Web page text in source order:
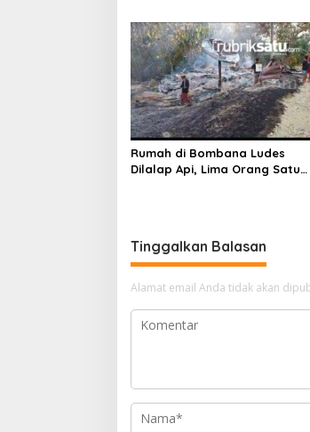
Ilegal
Rumah di Bombana Ludes
Dilalap Api, Lima Orang Satu
Tinggalkan Balasan
Alamat email Anda tidak akan